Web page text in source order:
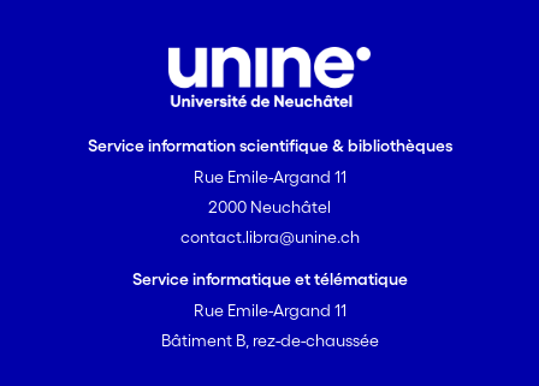
Service information scientifique & bibliothèques
Rue Emile-Argand 11
2000 Neuchâtel
contact.libra@unine.ch
Service informatique et télématique
Rue Emile-Argand 11
Bâtiment B, rez-de-chaussée